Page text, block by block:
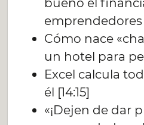
emprendedores
Cómo nace
un hotel para
Excel calcula
él [14:15]
«¡Dejen de dar